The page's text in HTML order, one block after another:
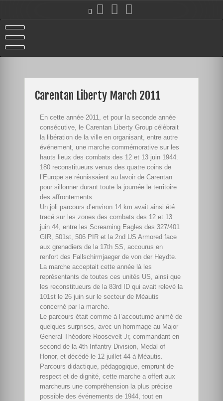
Carentan Liberty March 2011
En cette année 2011, et pour la seconde année
consécutive, le Carentan Liberty Group célèbrait
la libération de la ville en organisant, entre autre
événement, une marche commémorative sur les
hauts lieux des combats des 12 et 13 juin 1944.
180 reconstitueurs venus des quatre coins de
l’Europe se réunissaient au lavoir de Carentan
pour sillonner durant toute la journée le territoire
des affrontements.
Un joli parcours d’environ 14 km avait ainsi été
tracé sur les zones des combats des 12 et 13
juin 44, entre les Screaming Eagles des 327/401
GIR, 501st, 506 PIR et la 2nd US Armored face
aux grenadiers de la 17th SS, accourus en
renfort des Fallschirmjaeger de von der Heydte.
La marche acceptait cette année là les
représentants de toutes ces unités US, ainsi que
les reconstitueurs de la 83rd ID qui avait relevé la
101st le 26 juin sur le secteur de Méautis
concerné par la marche.
Le parcours était comme à l’accoutumé animé de
quelques surprises, avec un hommage au Major
General Théodore Roosevelt Jr, commandant en
second de la 4th Infantry Division, Medal of
Honor, et décédé le 12 juillet 44 à Méautis.
Parcours didactique, pédagogique, emprunt de
respect et de dignité, cette marche a offert aux
marcheurs une compréhension la plus précise
possible des événements de 1944, tout en